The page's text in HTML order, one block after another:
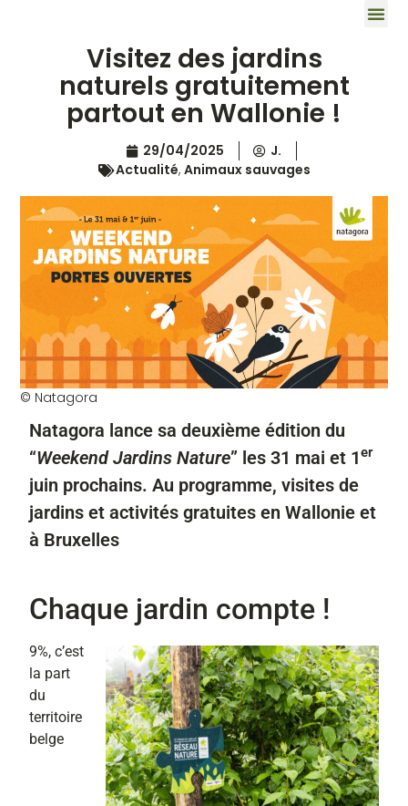
Visitez des jardins
naturels gratuitement
partout en Wallonie !
29/04/2025
J.
Actualité, Animaux sauvages
© Natagora
Natagora lance sa deuxième édition du
“Weekend Jardins Nature” les 31 mai et 1er
juin prochains. Au programme, visites de
jardins et activités gratuites en Wallonie et
à Bruxelles
Chaque jardin compte !
9%, c’est
la part
du
territoire
belge